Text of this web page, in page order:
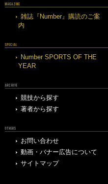
MAGAZINE
雑誌『Number』購読のご案
内
SPECIAL
Number SPORTS OF THE
YEAR
ARCHIVE
競技から探す
著者から探す
OTHERS
お問い合わせ
動画・バナー広告について
サイトマップ